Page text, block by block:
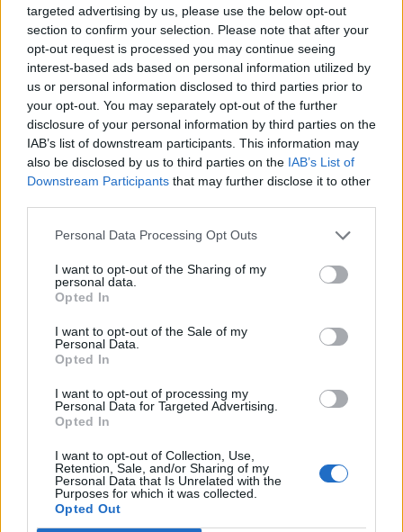
targeted advertising by us, please use the below opt-out
section to confirm your selection. Please note that after your
opt-out request is processed you may continue seeing
interest-based ads based on personal information utilized by
us or personal information disclosed to third parties prior to
your opt-out. You may separately opt-out of the further
disclosure of your personal information by third parties on the
IAB’s list of downstream participants. This information may
also be disclosed by us to third parties on the IAB’s List of
Downstream Participants that may further disclose it to other
Personal Data Processing Opt Outs
I want to opt-out of the Sharing of my
personal data.
Opted In
I want to opt-out of the Sale of my
Personal Data.
Opted In
I want to opt-out of processing my
Personal Data for Targeted Advertising.
Opted In
I want to opt-out of Collection, Use,
Retention, Sale, and/or Sharing of my
Personal Data that Is Unrelated with the
Purposes for which it was collected.
Opted Out
Giungono buonissime notizie sul fronteMaicon
il terzino brasiliano è sceso in campo per parte
del lavoro in gruppo, mentre per il resto della
seduta ha svolto personalizzato. Il brasiliano
almeno inizialmente, dalla panchina. Lavoro
personalizzato per Castan, Ibarbo, Strootman e
Torosidis, mentreGervinho ha svolto solo
fisioterapia. In avanti Totti dovrebbe essere
Autore
Redazione Fantacalcio.it